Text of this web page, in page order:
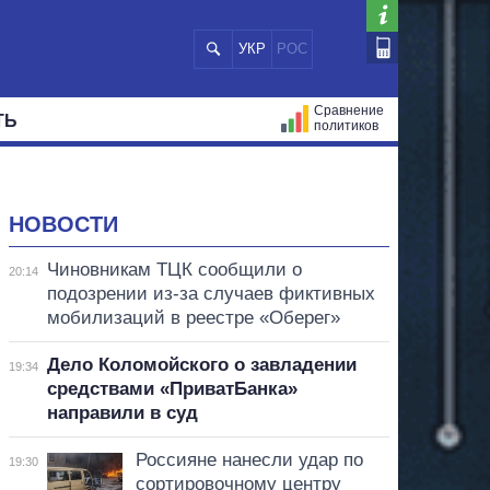
УКР РОС
Сравнение
политиков
НОВОСТИ
20:14
Чиновникам ТЦК сообщили о
подозрении из-за случаев фиктивных
мобилизаций в реестре «Оберег»
19:34
Дело Коломойского о завладении
средствами «ПриватБанка»
направили в суд
19:30
Россияне нанесли удар по
сортировочному центру